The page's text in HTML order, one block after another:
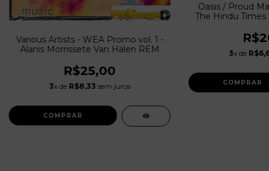
Various Artists - WEA Promo vol. 1 -
Alanis Morrissete Van Halen REM
R$25,00
3x de R$8,33 sem juros
Oasis / Proud
The Hindu
3x de